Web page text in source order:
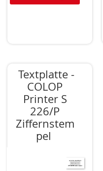
Textplatte -
COLOP
Printer S
226/P
Ziffernstem
pel